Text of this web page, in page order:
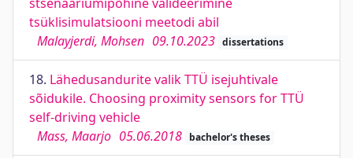
tsüklisimulatsiooni meetodi abil
Malayjerdi, Mohsen 09.10.2023 dissertations
18. Lähedusandurite valik TTÜ isejuhtivale
sõidukile. Choosing proximity sensors for TTÜ
self-driving vehicle
Mass, Maarjo 05.06.2018 bachelor's theses